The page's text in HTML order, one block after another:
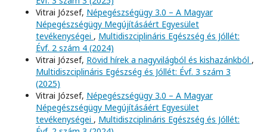
Vitrai József, Népegészségügy 3.0 – A Magyar
Népegészségügy Megújításáért Egyesület
tevékenységei , Multidiszciplináris Egészség és Jóllét:
Évf. 2 szám 4 (2024)
Vitrai József, Rövid hírek a nagyvilágból és kishazánkból ,
Multidiszciplináris Egészség és Jóllét: Évf. 3 szám 3
(2025)
Vitrai József, Népegészségügy 3.0 – A Magyar
Népegészségügy Megújításáért Egyesület
tevékenységei , Multidiszciplináris Egészség és Jóllét: